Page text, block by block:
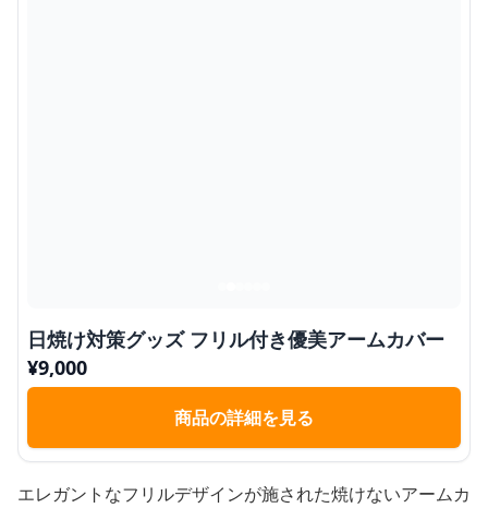
日焼け対策グッズ フリル付き優美アームカバー
¥9,000
商品の詳細を見る
エレガントなフリルデザインが施された焼けないアームカ